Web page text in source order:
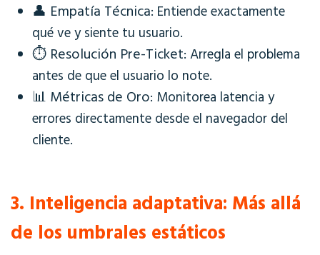
👤 Empatía Técnica: Entiende exactamente
qué ve y siente tu usuario.
⏱️ Resolución Pre-Ticket: Arregla el problema
antes de que el usuario lo note.
📊 Métricas de Oro: Monitorea latencia y
errores directamente desde el navegador del
cliente.
3. Inteligencia adaptativa: Más allá
de los umbrales estáticos